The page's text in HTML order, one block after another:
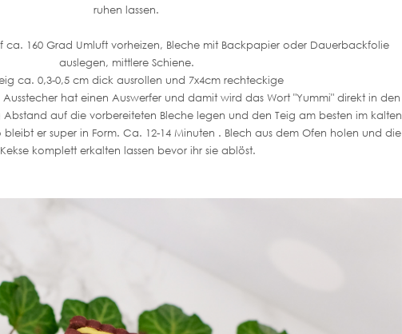
ruhen lassen.
160 Grad Umluft vorheizen, Bleche mit Backpapier oder Dauerbackfolie
auslegen, mittlere Schiene.
ca. 0,3-0,5 cm dick ausrollen und 7x4cm rechteckige
hat einen Auswerfer und damit wird das Wort "Yummi" direkt in den
auf die vorbereiteten Bleche legen und den Teig am besten im kalten
er super in Form. Ca. 12-14 Minuten . Blech aus dem Ofen holen und die
Kekse komplett erkalten lassen bevor ihr sie ablöst.